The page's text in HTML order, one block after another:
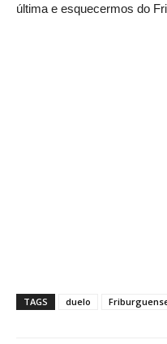
última e esquecermos do
TAGS duelo